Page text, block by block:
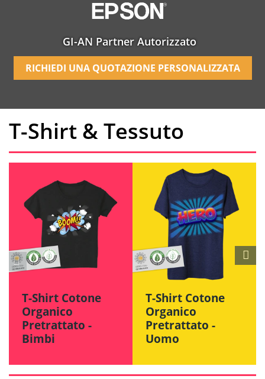
GI-AN Partner Autorizzato
RICHIEDI UNA QUOTAZIONE PERSONALIZZATA
T-Shirt & Tessuto
T-Shirt Cotone
Organico
Pretrattato -
Bimbi
T-Shirt Cotone
Organico
Pretrattato -
Uomo